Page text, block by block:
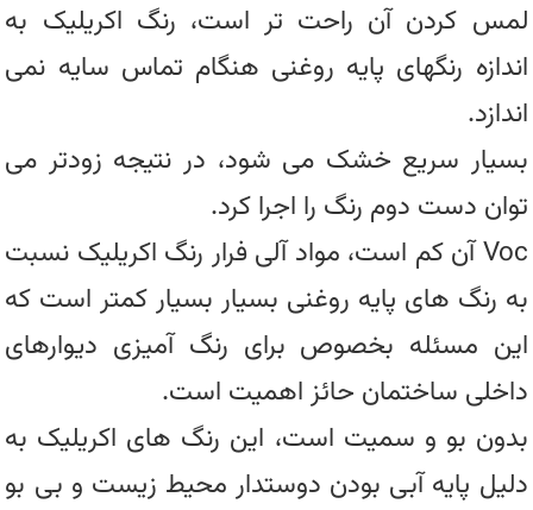
لمس کردن آن راحت تر است، رنگ اکریلیک به
اندازه رنگهای پایه روغنی هنگام تماس سایه نمی
اندازد.
بسیار سریع خشک می شود، در نتیجه زودتر می
توان دست دوم رنگ را اجرا کرد.
Voc آن کم است، مواد آلی فرار رنگ اکریلیک نسبت
به رنگ های پایه روغنی بسیار بسیار کمتر است که
این مسئله بخصوص برای رنگ آمیزی دیوارهای
داخلی ساختمان حائز اهمیت است.
بدون بو و سمیت است، این رنگ های اکریلیک به
دلیل پایه آبی بودن دوستدار محیط زیست و بی بو